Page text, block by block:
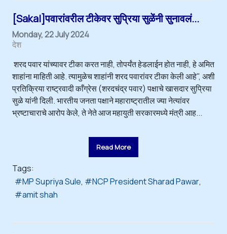
[Sakal]पवारांवरील टीकेवर सुप्रिया सुळेंनी सुनावलं...
Monday, 22 July 2024
देश
शरद पवार यांच्यावर टीका करत नाही, तोपर्यंत हेडलाईन होत नाही, हे अमित
शाहांना माहिती आहे. त्यामुळेच शाहांनी शरद पवारांवर टीका केली आहे", अशी
प्रतिक्रिया राष्ट्रवादी काँग्रेस (शरदचंद्र पवार) पक्षाचे खासदार सुप्रिया
सुळे यांनी दिली. भारतीय जनता पक्षाने महाराष्ट्रातील ज्या नेत्यांवर
भ्रष्टाचाराचे आरोप केले, ते नेते आज महायुती सरकारमध्ये मंत्री आह...
Read More
Tags:
MP Supriya Sule
NCP President Sharad Pawar
amit shah